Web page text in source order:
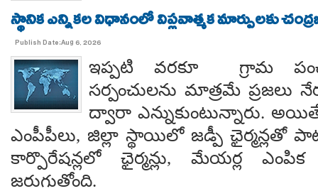
స్థానిక ఎన్నికల విధానంలో విప్లవాత్మక మార్పులకు
Publish Date:Aug 6, 2026
ఇప్పటి వరకూ గ్రామ
సర్పంచులను మాత్రమే ప్రజలు
ద్వారా ఎన్నుకుంటున్నారు.
ఎంపీపీలు, జిల్లా స్థాయిలో జడ్పీ ఛైర్మన్లతో
కార్పొరేషన్లలో ఛైర్మన్లు, మేయర్ల ఎంపిక
జరుగుతోంది.